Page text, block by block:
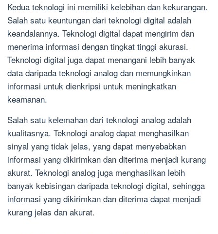
Kedua teknologi ini memiliki kelebihan dan kekurangan.
Salah satu keuntungan dari teknologi digital adalah
keandalannya. Teknologi digital dapat mengirim dan
menerima informasi dengan tingkat tinggi akurasi.
Teknologi digital juga dapat menangani lebih banyak
data daripada teknologi analog dan memungkinkan
informasi untuk dienkripsi untuk meningkatkan
keamanan.
Salah satu kelemahan dari teknologi analog adalah
kualitasnya. Teknologi analog dapat menghasilkan
sinyal yang tidak jelas, yang dapat menyebabkan
informasi yang dikirimkan dan diterima menjadi kurang
akurat. Teknologi analog juga menghasilkan lebih
banyak kebisingan daripada teknologi digital, sehingga
informasi yang dikirimkan dan diterima dapat menjadi
kurang jelas dan akurat.